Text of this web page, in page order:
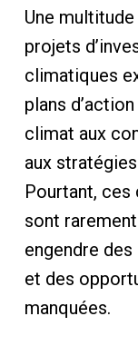
Une
projets
climatiques
plans
climat aux
aux
Pourtant,
sont
engendre
et des
manquées.